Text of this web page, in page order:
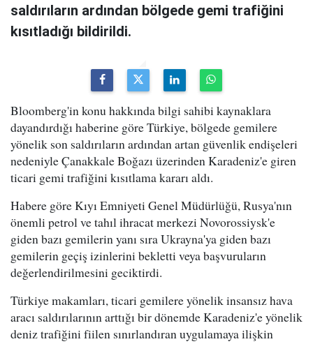
saldırıların ardından bölgede gemi trafiğini
kısıtladığı bildirildi.
Bloomberg'in konu hakkında bilgi sahibi kaynaklara
dayandırdığı haberine göre Türkiye, bölgede gemilere
yönelik son saldırıların ardından artan güvenlik endişeleri
nedeniyle Çanakkale Boğazı üzerinden Karadeniz'e giren
ticari gemi trafiğini kısıtlama kararı aldı.
Habere göre Kıyı Emniyeti Genel Müdürlüğü, Rusya'nın
önemli petrol ve tahıl ihracat merkezi Novorossiysk'e
giden bazı gemilerin yanı sıra Ukrayna'ya giden bazı
gemilerin geçiş izinlerini bekletti veya başvuruların
değerlendirilmesini geciktirdi.
Türkiye makamları, ticari gemilere yönelik insansız hava
aracı saldırılarının arttığı bir dönemde Karadeniz'e yönelik
deniz trafiğini fiilen sınırlandıran uygulamaya ilişkin